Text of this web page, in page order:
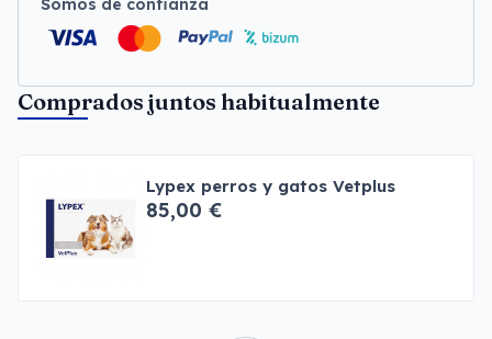
Somos de confianza
Comprados juntos habitualmente
Lypex perros y gatos Vetplus
85,00 €